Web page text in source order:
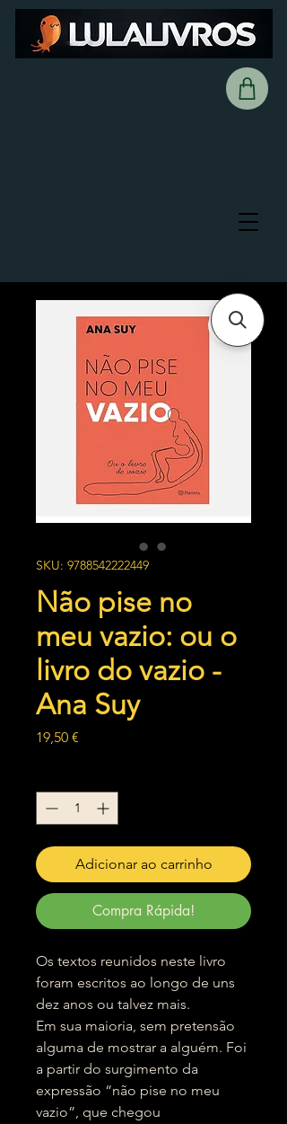
SKU: 9788542222449
Não pise no
meu vazio: ou o
livro do vazio -
Ana Suy
19,50 €
Adicionar ao carrinho
Compra Rápida!
Os textos reunidos neste livro
foram escritos ao longo de uns
dez anos ou talvez mais.
Em sua maioria, sem pretensão
alguma de mostrar a alguém. Foi
a partir do surgimento da
expressão “não pise no meu
vazio”, que chegou